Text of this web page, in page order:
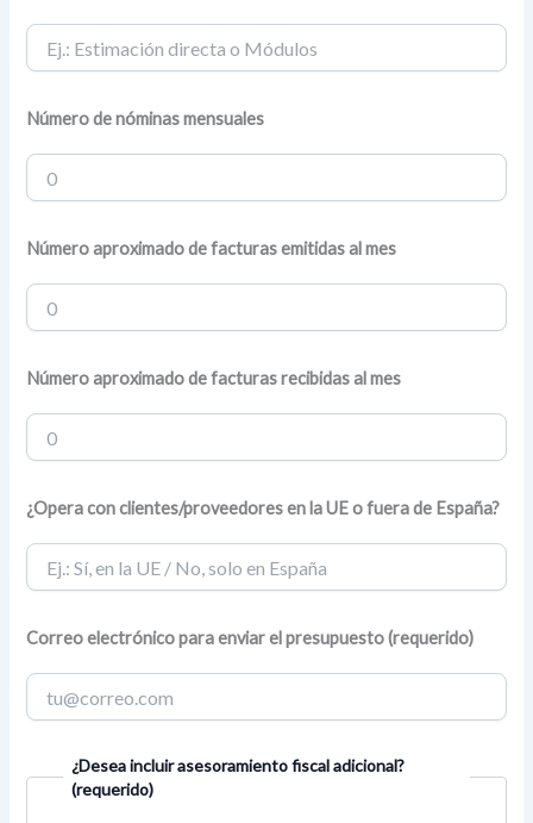
Número de nóminas mensuales
Número aproximado de facturas emitidas al mes
Número aproximado de facturas recibidas al mes
¿Opera con clientes/proveedores en la UE o fuera de España?
Correo electrónico para enviar el presupuesto (requerido)
¿Desea incluir asesoramiento fiscal adicional?
(requerido)